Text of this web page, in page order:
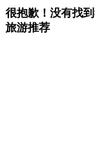
很抱歉！没有找
旅游推荐